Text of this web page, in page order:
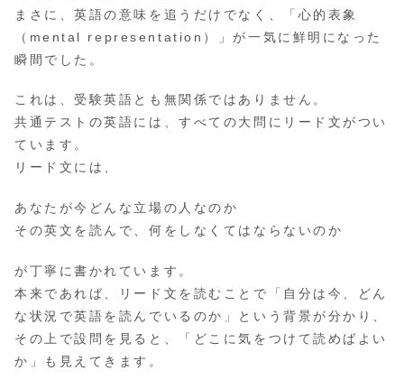
まさに、英語の意味を追うだけでなく、「心的表象
（mental representation）」が一気に鮮明になった
瞬間でした。
これは、受験英語とも無関係ではありません。
共通テストの英語には、すべての大問にリード文がつい
ています。
リード文には、
あなたが今どんな立場の人なのか
その英文を読んで、何をしなくてはならないのか
が丁寧に書かれています。
本来であれば、リード文を読むことで「自分は今、どん
な状況で英語を読んでいるのか」という背景が分かり、
その上で設問を見ると、「どこに気をつけて読めばよい
か」も見えてきます。